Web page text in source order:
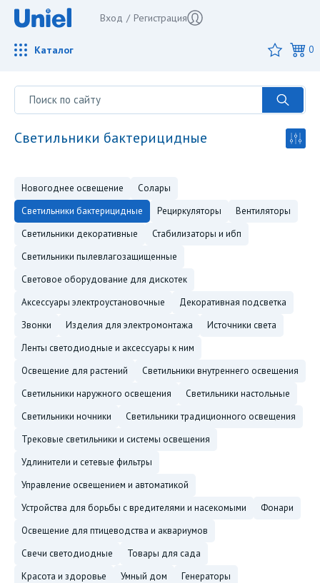
Вход / Регистрация
Каталог 0
светильники бактерицидные
новогоднее освещение
солары
светильники бактерицидные
рециркуляторы
вентиляторы
светильники декоративные
стабилизаторы и ибп
светильники пылевлагозащищенные
световое оборудование для дискотек
аксессуары электроустановочные
декоративная подсветка
звонки
изделия для электромонтажа
источники света
ленты светодиодные и аксессуары к ним
освещение для растений
светильники внутреннего освещения
светильники наружного освещения
светильники настольные
светильники ночники
светильники традиционного освещения
трековые светильники и системы освещения
удлинители и сетевые фильтры
управление освещением и автоматикой
устройства для борьбы с вредителями и насекомыми
фонари
освещение для птицеводства и аквариумов
свечи светодиодные
товары для сада
красота и здоровье
умный дом генераторы